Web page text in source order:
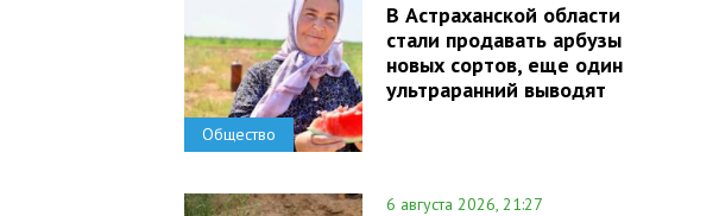
Общество
В Астраханской области
стали продавать арбузы
новых сортов, еще один
ультраранний выводят
6 августа 2026, 21:27